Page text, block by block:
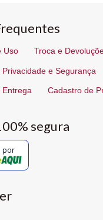
Uso Troca e
Privacidade e Segurança
Entrega Cadastro de
segura
por